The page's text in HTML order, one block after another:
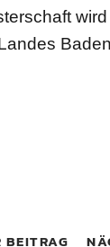
BEITRAG